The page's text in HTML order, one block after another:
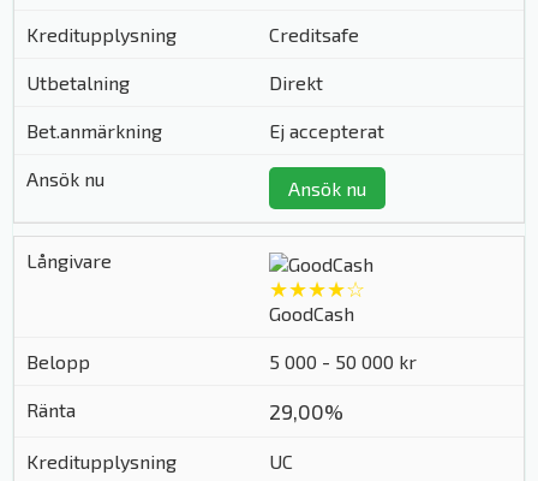
Creditsafe
Direkt
Ej accepterat
Ansök nu
★★★★☆
GoodCash
5 000 - 50 000 kr
29,00%
UC